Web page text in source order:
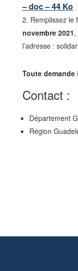
– doc – 44 Ko
Remplissez le
novembre 2021,
l’adresse :
Toute
Contact :
Département
Région